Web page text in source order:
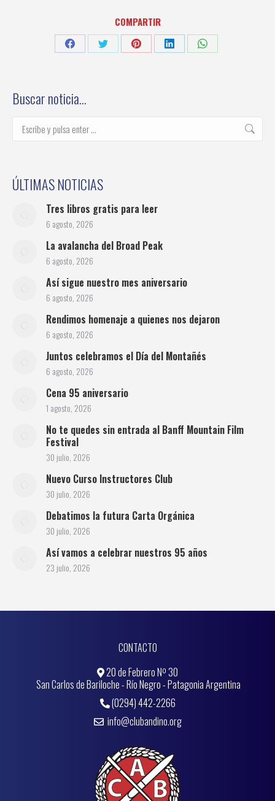
COMPARTIR
Share
Share
Share
Share
Share
Buscar noticia…
Buscar:
ÚLTIMAS NOTICIAS
Tres libros gratis para leer
6 agosto, 2026
La avalancha del Broad Peak
6 agosto, 2026
Así sigue nuestro mes aniversario
6 agosto, 2026
Rendimos homenaje a quienes nos dejaron
6 agosto, 2026
Juntos celebramos el Día del Montañés
6 agosto, 2026
Cena 95 aniversario
1 agosto, 2026
No te quedes sin entrada al Banff Mountain Film
Festival
30 julio, 2026
Nuevo Curso Instructores Club
30 julio, 2026
Debatimos la futura Carta Orgánica
30 julio, 2026
Así vamos a celebrar nuestros 95 años
23 julio, 2026
CONTACTO
20 de Febrero Nº 30
San Carlos de Bariloche - Río Negro - Patagonia Argentina
(0294) 442-2266
info@clubandino.org